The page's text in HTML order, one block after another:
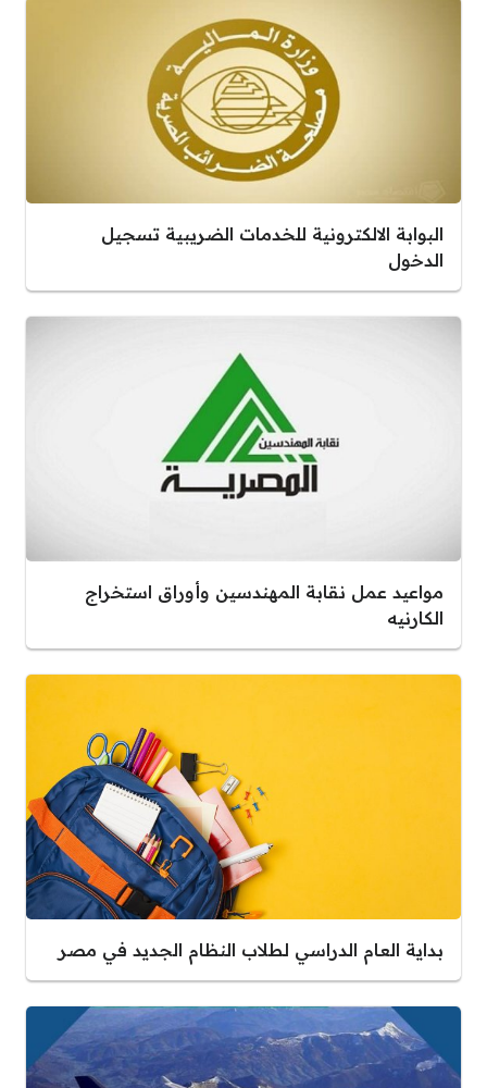
البوابة الالكترونية للخدمات الضريبية تسجيل
الدخول
مواعيد عمل نقابة المهندسين وأوراق استخراج
الكارنيه
بداية العام الدراسي لطلاب النظام الجديد في مصر